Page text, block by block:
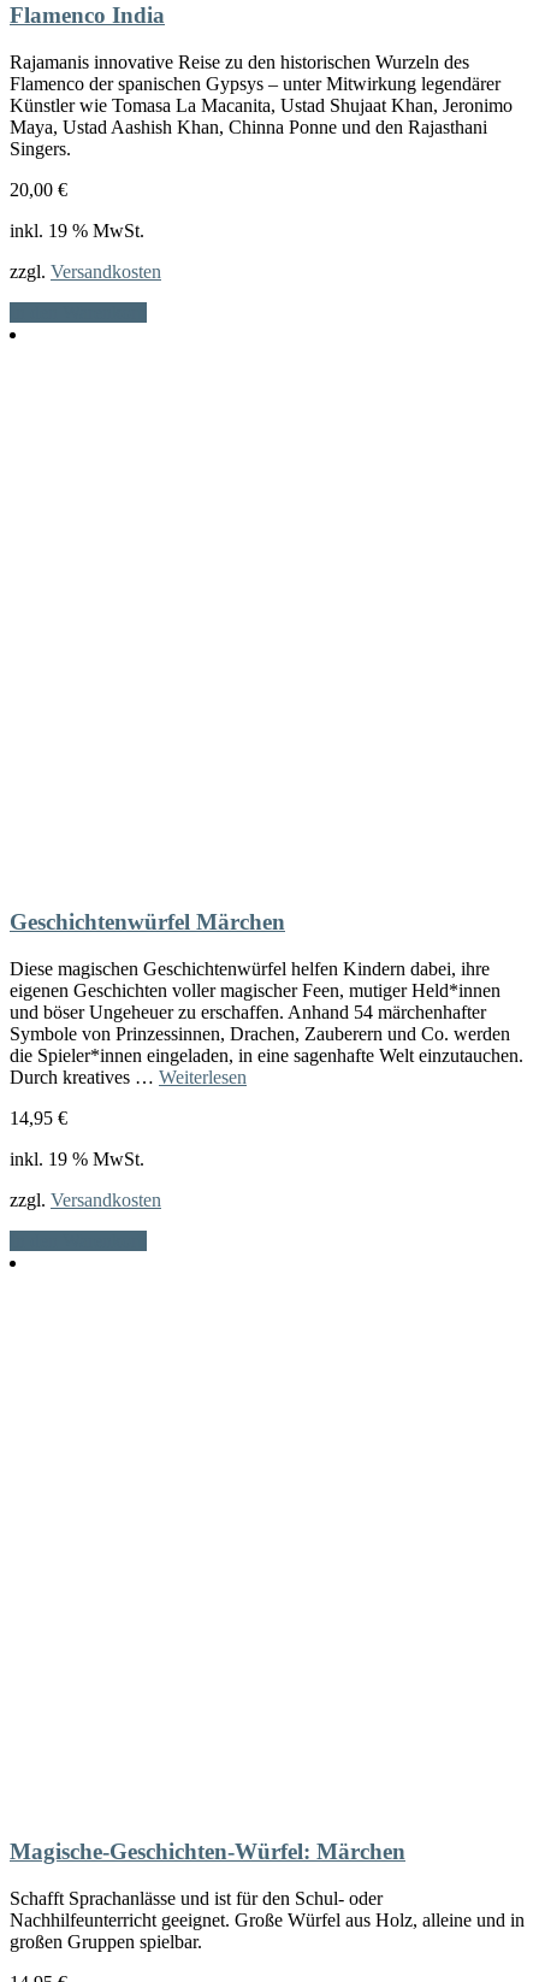
Flamenco India
Rajamanis innovative Reise zu den historischen Wurzeln des
Flamenco der spanischen Gypsys – unter Mitwirkung legendärer
Künstler wie Tomasa La Macanita, Ustad Shujaat Khan, Jeronimo
Maya, Ustad Aashish Khan, Chinna Ponne und den Rajasthani
Singers.
20,00 €
inkl. 19 % MwSt.
zzgl. Versandkosten
Geschichtenwürfel Märchen
Diese magischen Geschichtenwürfel helfen Kindern dabei, ihre
eigenen Geschichten voller magischer Feen, mutiger Held*innen
und böser Ungeheuer zu erschaffen. Anhand 54 märchenhafter
Symbole von Prinzessinnen, Drachen, Zauberern und Co. werden
die Spieler*innen eingeladen, in eine sagenhafte Welt einzutauchen.
Durch kreatives … Weiterlesen
14,95 €
inkl. 19 % MwSt.
zzgl. Versandkosten
Magische-Geschichten-Würfel: Märchen
Schafft Sprachanlässe und ist für den Schul- oder
Nachhilfeunterricht geeignet. Große Würfel aus Holz, alleine und in
großen Gruppen spielbar.